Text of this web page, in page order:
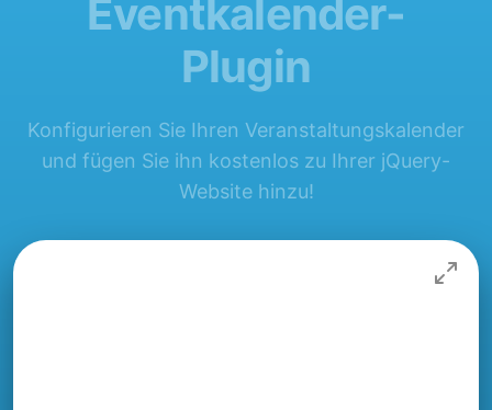
Eventkalender-
Plugin
Konfigurieren Sie Ihren Veranstaltungskalender
und fügen Sie ihn kostenlos zu Ihrer jQuery-
Website hinzu!